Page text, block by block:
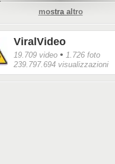
mostra altro
ViralVideo
19.709 video • 1.726 foto
239.797.694 visualizzazioni